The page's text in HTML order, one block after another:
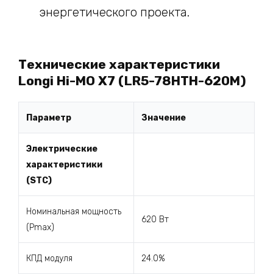
энергетического проекта.
Технические характеристики
Longi Hi-MO X7 (LR5-78HTH-620M)
Параметр Значение
Электрические
характеристики
(STC)
Номинальная мощность
(Pmax)
620 Вт
КПД модуля 24.0%